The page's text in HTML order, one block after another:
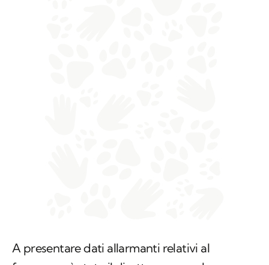
A presentare dati allarmanti relativi al